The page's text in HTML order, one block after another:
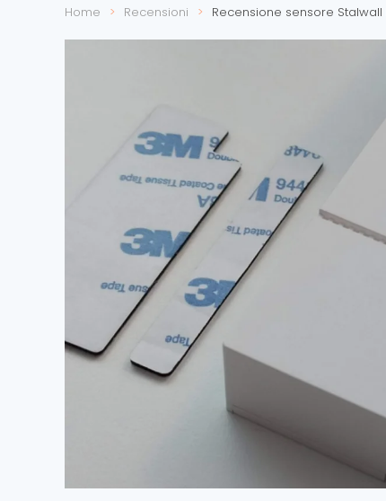
Home Recensioni Recensione sensore